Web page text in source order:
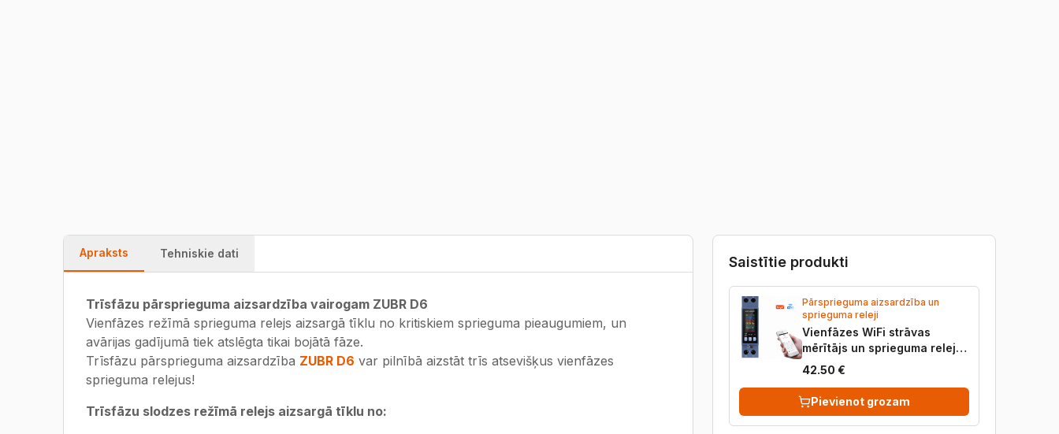
Apraksts Tehniskie dati
Trīsfāzu pārsprieguma aizsardzība vairogam ZUBR D6
Vienfāzes režīmā sprieguma relejs aizsargā tīklu no kritiskiem sprieguma pieaugumiem, un
avārijas gadījumā tiek atslēgta tikai bojātā fāze.
Trīsfāzu pārsprieguma aizsardzība ZUBR D6 var pilnībā aizstāt trīs atsevišķus vienfāzes
sprieguma relejus!
Trīsfāzu slodzes režīmā relejs aizsargā tīklu no:
Saistītie produkti
Pārsprieguma aizsardzība un
sprieguma releji
Vienfāzes WiFi strāvas
mērītājs un sprieguma relejs
KWS-303WF
42.50 €
Pievienot grozam